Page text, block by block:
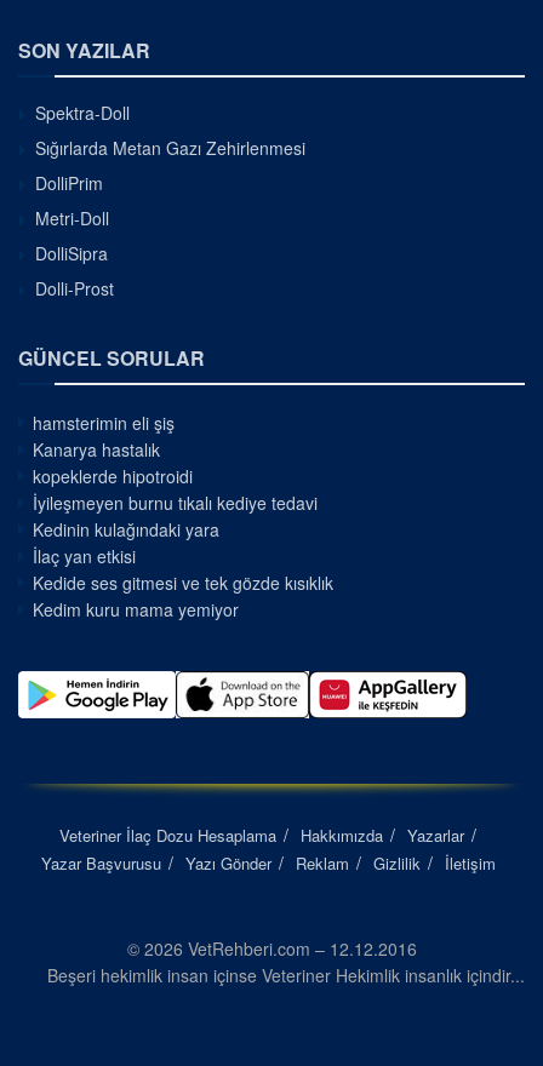
SON YAZILAR
Spektra-Doll
Sığırlarda Metan Gazı Zehirlenmesi
DolliPrim
Metri-Doll
DolliSipra
Dolli-Prost
GÜNCEL SORULAR
hamsterimin eli şiş
Kanarya hastalık
kopeklerde hipotroidi
İyileşmeyen burnu tıkalı kediye tedavi
Kedinin kulağındaki yara
İlaç yan etkisi
Kedide ses gitmesi ve tek gözde kısıklık
Kedim kuru mama yemiyor
Veteriner İlaç Dozu Hesaplama Hakkımızda
Yazarlar
Yazar Başvurusu
Yazı Gönder Reklam Gizlilik İletişim
© 2026 VetRehberi.com – 12.12.2016
Beşeri hekimlik insan içinse Veteriner Hekimlik insanlık içindir...